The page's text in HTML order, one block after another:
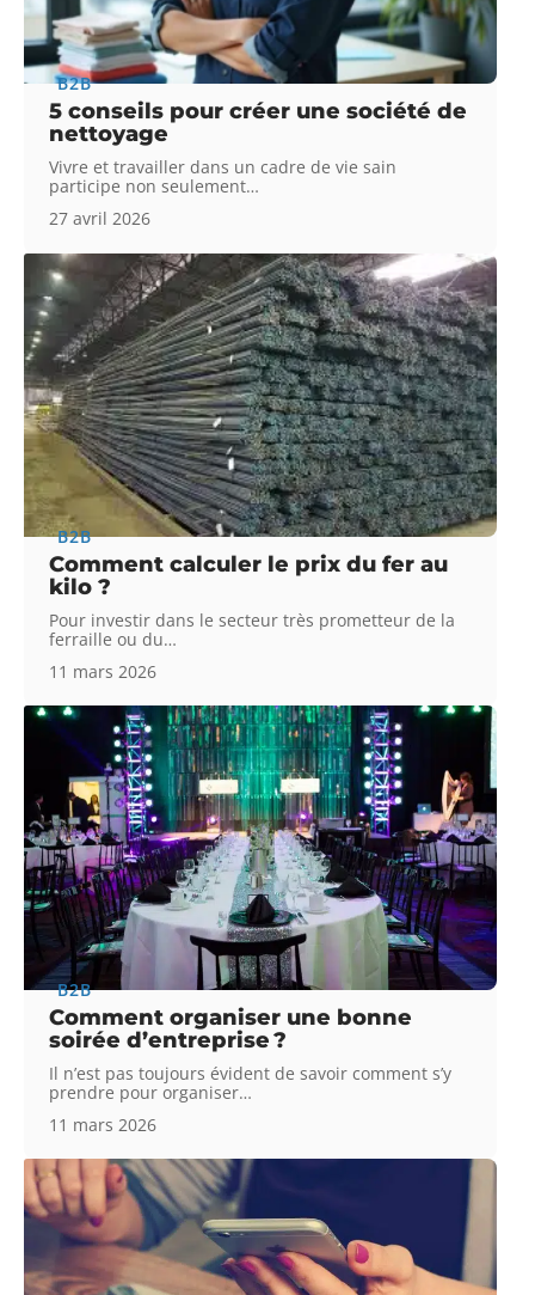
B2B
5 conseils pour créer une société de
nettoyage
Vivre et travailler dans un cadre de vie sain
participe non seulement…
27 avril 2026
B2B
Comment calculer le prix du fer au
kilo ?
Pour investir dans le secteur très prometteur de la
ferraille ou du…
11 mars 2026
B2B
Comment organiser une bonne
soirée d’entreprise ?
Il n’est pas toujours évident de savoir comment s’y
prendre pour organiser…
11 mars 2026